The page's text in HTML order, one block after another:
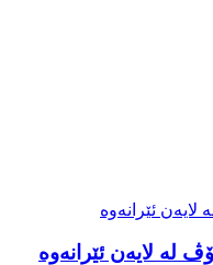
لە لایەن ئێرانەوە